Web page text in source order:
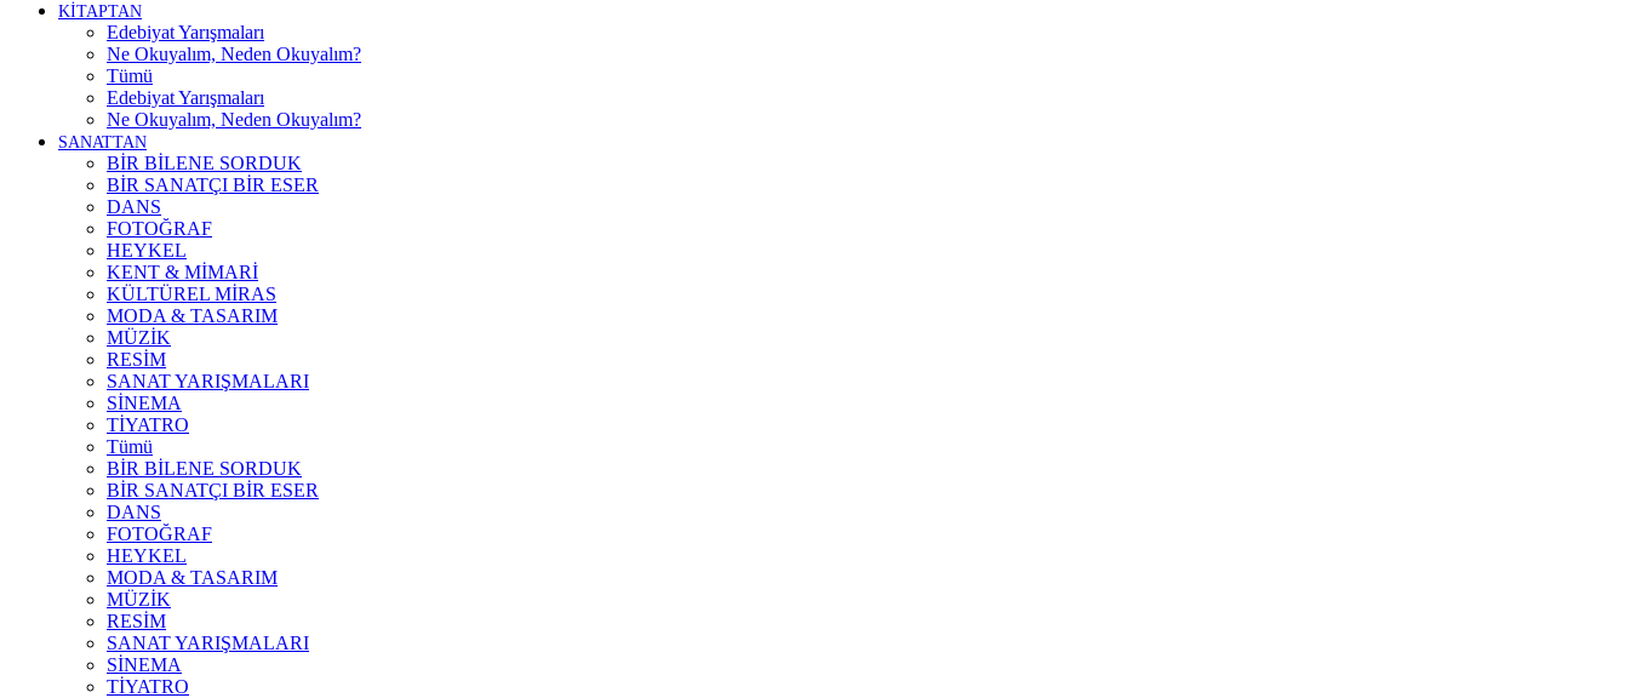
KİTAPTAN
Edebiyat Yarışmaları
Ne Okuyalım, Neden Okuyalım?
Tümü
Edebiyat Yarışmaları
Ne Okuyalım, Neden Okuyalım?
SANATTAN
BİR BİLENE SORDUK
BİR SANATÇI BİR ESER
DANS
FOTOĞRAF
HEYKEL
KENT & MİMARİ
KÜLTÜREL MİRAS
MODA & TASARIM
MÜZİK
RESİM
SANAT YARIŞMALARI
SİNEMA
TİYATRO
Tümü
BİR BİLENE SORDUK
BİR SANATÇI BİR ESER
DANS
FOTOĞRAF
HEYKEL
MODA & TASARIM
MÜZİK
RESİM
SANAT YARIŞMALARI
SİNEMA
TİYATRO